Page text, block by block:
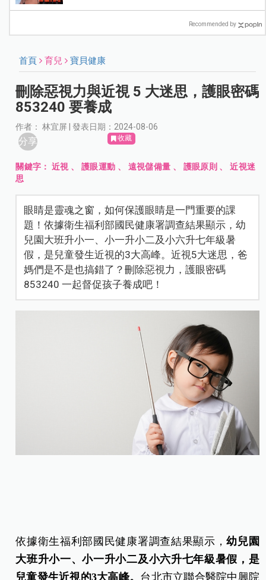
Recommended by
首頁 育兒 寶貝健康
刪除惡視力與近視 5 大迷思，護眼密碼
853240 要養成
作者： 林宜屏 | 發表日期：2024-08-06
分享 收藏
關鍵字：近視 、 護眼運動 、 遠視儲備量 、 護眼原則 、近視迷
思
眼睛是靈魂之窗，如何保護眼睛是一門重要的課
題！依據衛生福利部國民健康署調查結果顯示，幼
兒園大班升小一、小一升小二及小六升七年級暑
假，是兒童發生近視的3大高峰。近視5大迷思，爸
媽們是不是也搞錯了？刪除惡視力，護眼密碼
853240 一起督促孩子養成吧！
依據衛生福利部國民健康署調查結果顯示，幼兒園
大班升小一、小一升小二及小六升七年級暑假，是
兒童發生近視的3大高峰。 台北市立聯合醫院中興院